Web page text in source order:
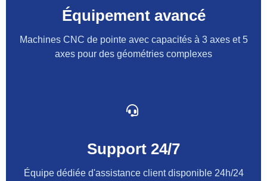
Équipement avancé
Machines CNC de pointe avec capacités à 3 axes et 5
axes pour des géométries complexes
Support 24/7
Équipe dédiée d'assistance client disponible 24h/24